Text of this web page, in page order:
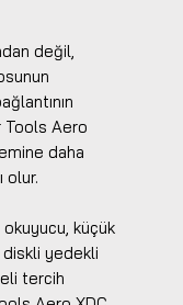
değil,
Tools Aero
daha
olur.
okuyucu, küçük
yedekli
tercih